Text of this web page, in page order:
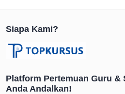
Siapa Kami?
Platform Pertemuan Guru &
Anda Andalkan!